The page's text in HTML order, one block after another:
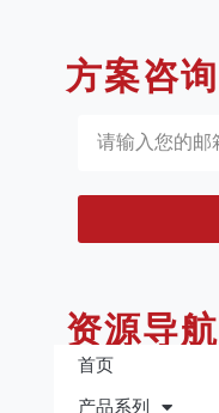
方案咨询
资源导航
首页
产品系列